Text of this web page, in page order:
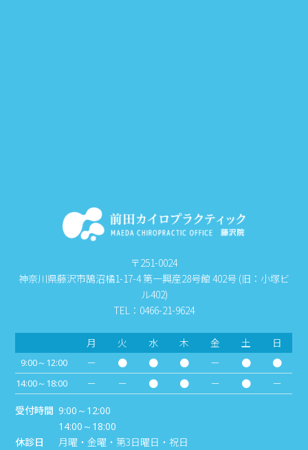
〒251-0024
神奈川県藤沢市鵠沼橘1-17-4 第一興産28号館 402号 (旧：小塚ビ
ル402)
TEL：0466-21-9624
月 火 水 木 金 土 日
9:00～12:00 － ● ● ● － ● ●
14:00～18:00 － － ● ● － ●
－
受付時間 9:00～12:00
14:00～18:00
休診日 月曜・金曜・第3日曜日・祝日